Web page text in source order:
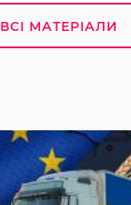
ВСІ МАТЕРІАЛИ